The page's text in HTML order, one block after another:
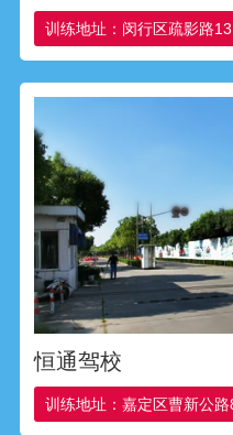
训练地址：闵行区疏影路
恒通驾校
训练地址：嘉定区曹新公路